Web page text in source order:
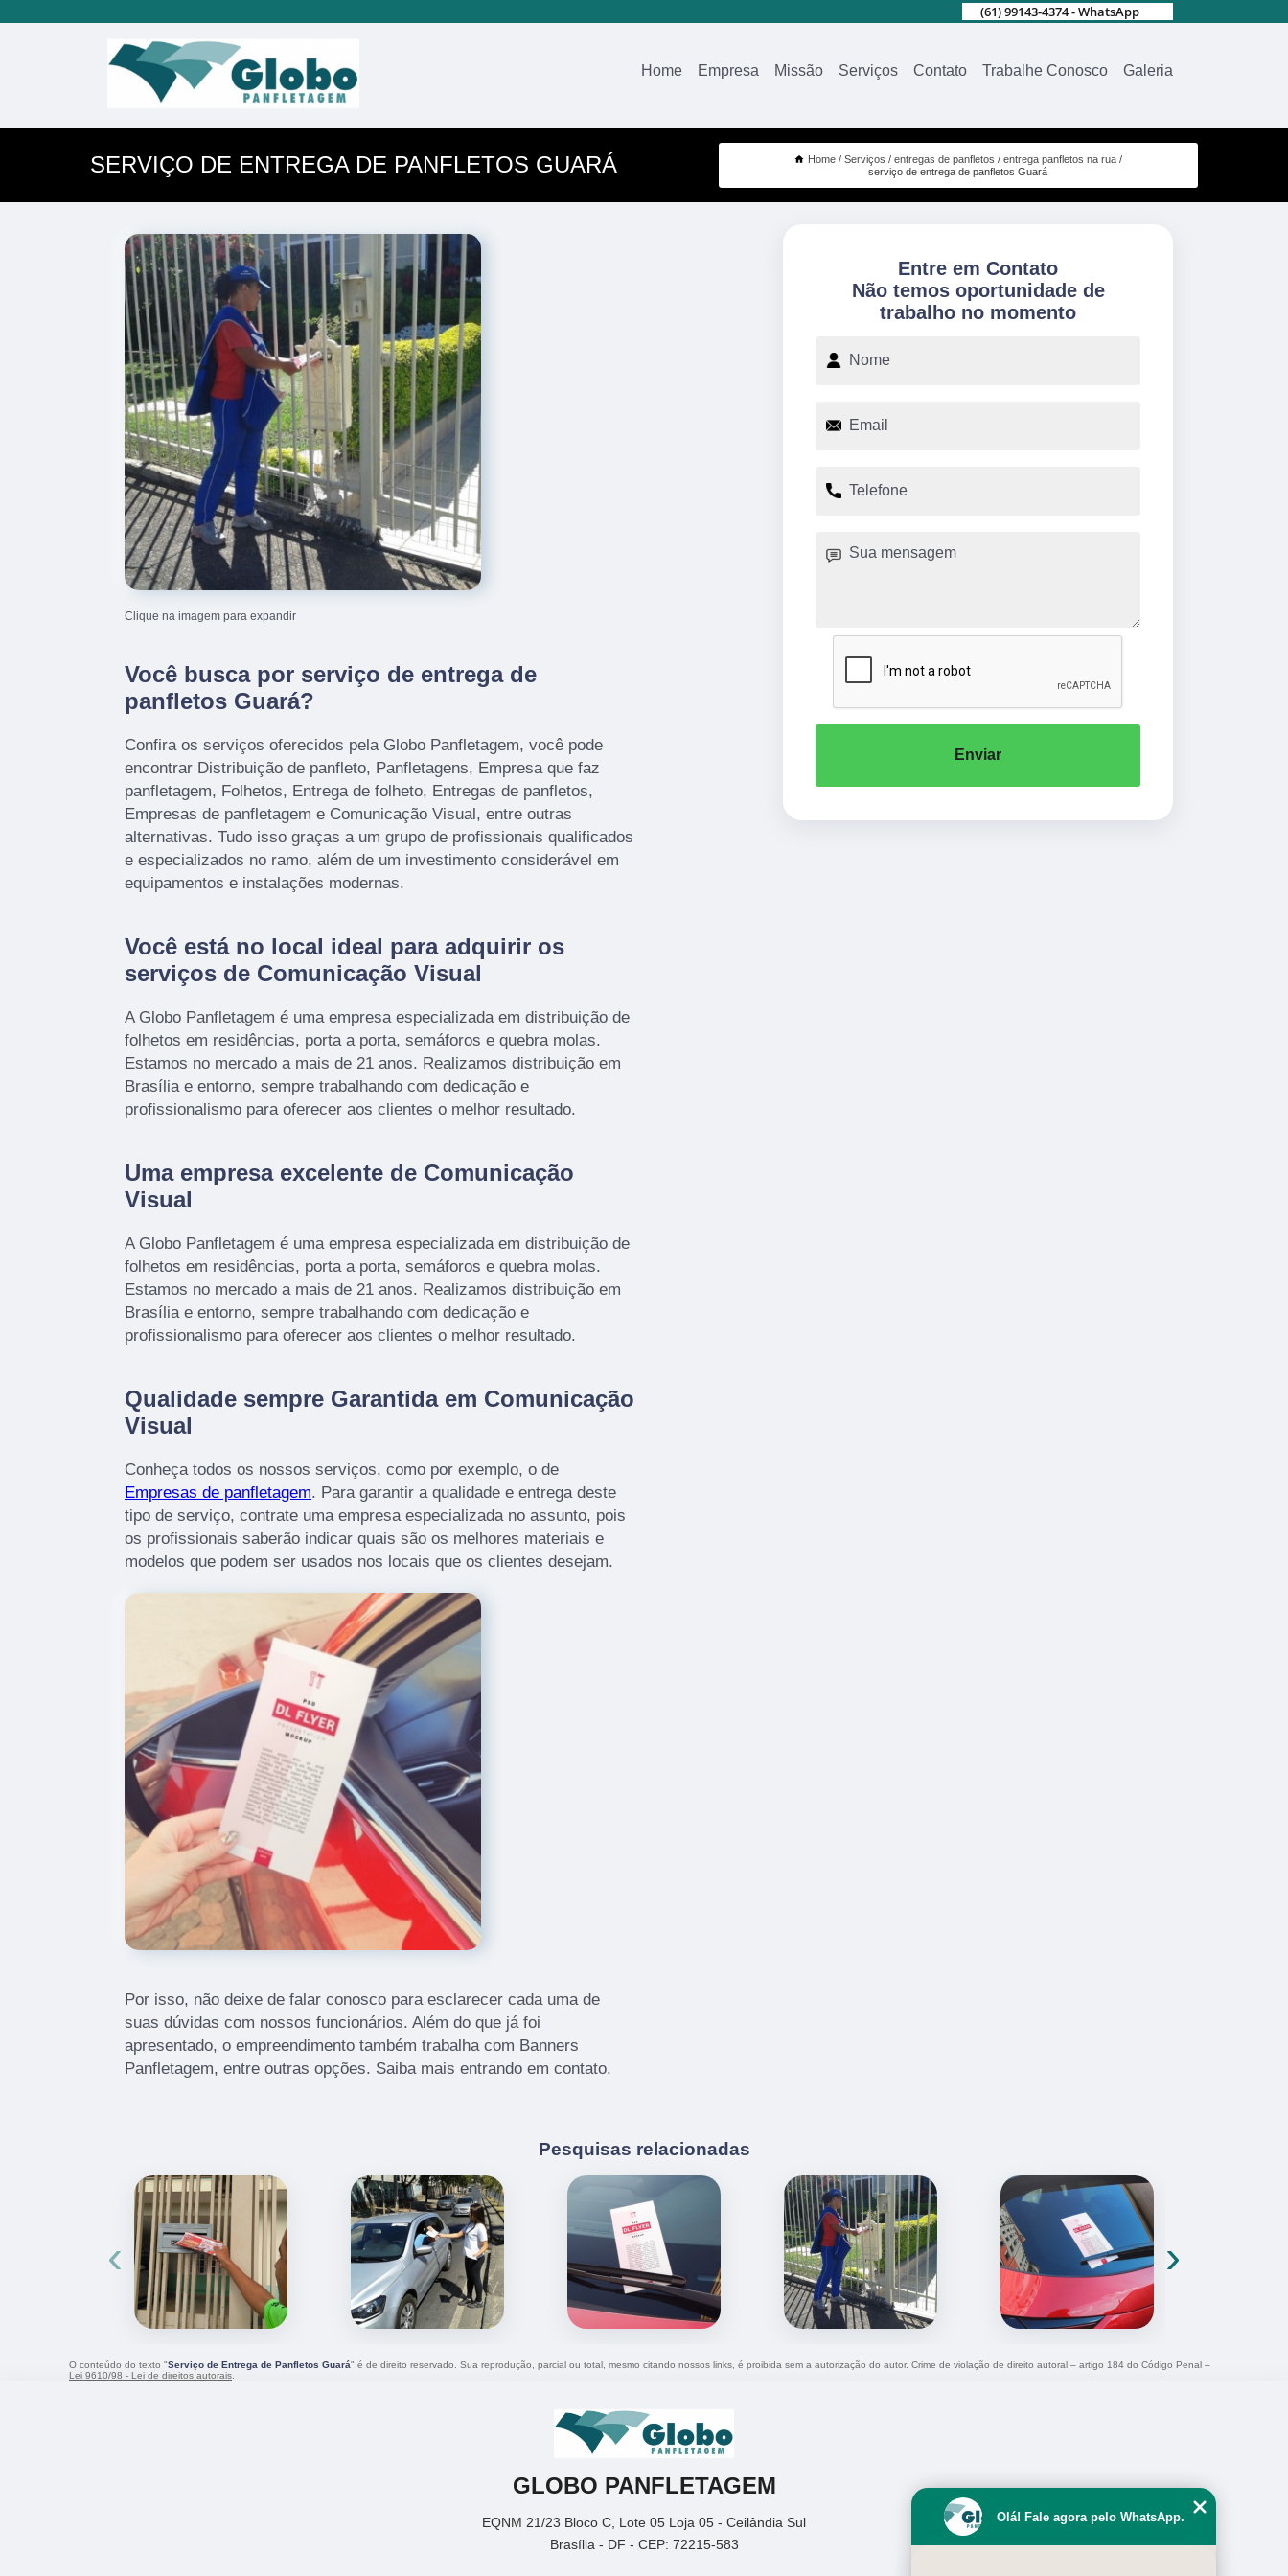
(61) 99143-4374 - WhatsApp
Home Empresa Missão Serviços Contato Trabalhe Conosco Galeria
SERVIÇO DE ENTREGA DE PANFLETOS GUARÁ Home Serviços entregas de panfletos
entrega panfletos na rua
serviço de entrega de panfletos Guará
Clique na imagem para expandir
Você busca por serviço de entrega de
panfletos Guará?
Confira os serviços oferecidos pela Globo Panfletagem, você pode
encontrar Distribuição de panfleto, Panfletagens, Empresa que faz
panfletagem, Folhetos, Entrega de folheto, Entregas de panfletos,
Empresas de panfletagem e Comunicação Visual, entre outras
alternativas. Tudo isso graças a um grupo de profissionais qualificados
e especializados no ramo, além de um investimento considerável em
equipamentos e instalações modernas.
Você está no local ideal para adquirir os
serviços de Comunicação Visual
A Globo Panfletagem é uma empresa especializada em distribuição de
folhetos em residências, porta a porta, semáforos e quebra molas.
Estamos no mercado a mais de 21 anos. Realizamos distribuição em
Brasília e entorno, sempre trabalhando com dedicação e
profissionalismo para oferecer aos clientes o melhor resultado.
Uma empresa excelente de Comunicação
Visual
A Globo Panfletagem é uma empresa especializada em distribuição de
folhetos em residências, porta a porta, semáforos e quebra molas.
Estamos no mercado a mais de 21 anos. Realizamos distribuição em
Brasília e entorno, sempre trabalhando com dedicação e
profissionalismo para oferecer aos clientes o melhor resultado.
Qualidade sempre Garantida em Comunicação
Visual
Conheça todos os nossos serviços, como por exemplo, o de
Empresas de panfletagem. Para garantir a qualidade e entrega deste
tipo de serviço, contrate uma empresa especializada no assunto, pois
os profissionais saberão indicar quais são os melhores materiais e
modelos que podem ser usados nos locais que os clientes desejam.
Por isso, não deixe de falar conosco para esclarecer cada uma de
suas dúvidas com nossos funcionários. Além do que já foi
apresentado, o empreendimento também trabalha com Banners
Panfletagem, entre outras opções. Saiba mais entrando em contato.
Entre em Contato
Não temos oportunidade de
trabalho no momento
Enviar
Pesquisas relacionadas
‹ ›
O conteúdo do texto "Serviço de Entrega de Panfletos Guará" é de direito reservado. Sua reprodução, parcial ou total, mesmo citando nossos links, é proibida sem a autorização do autor. Crime de violação de direito autoral – artigo 184 do Código Penal –
Lei 9610/98 - Lei de direitos autorais
GLOBO PANFLETAGEM
EQNM 21/23 Bloco C, Lote 05 Loja 05 - Ceilândia Sul
Brasília - DF - CEP: 72215-583
Olá! Fale agora pelo WhatsApp.